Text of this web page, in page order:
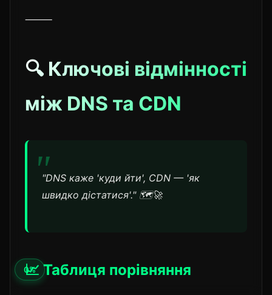
⸻
🔍 Ключові відмінності
між DNS та CDN
"DNS каже 'куди йти', CDN — 'як
швидко дістатися'." 🗺️🚀
📈 Таблиця порівняння